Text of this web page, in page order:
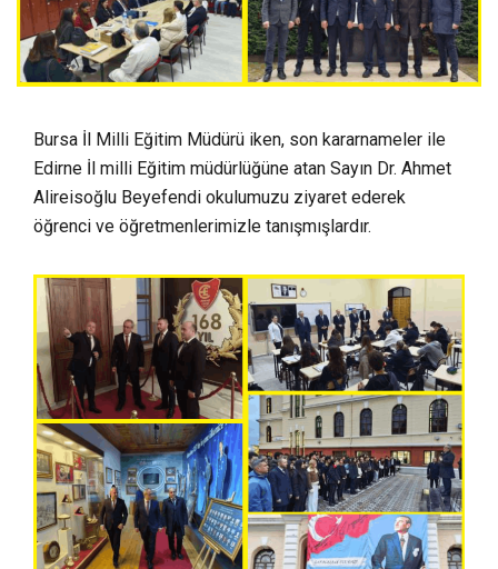
Bursa İl Milli Eğitim Müdürü iken, son kararnameler ile
Edirne İl milli Eğitim müdürlüğüne atan Sayın Dr. Ahmet
Alireisoğlu Beyefendi okulumuzu ziyaret ederek
öğrenci ve öğretmenlerimizle tanışmışlardır.